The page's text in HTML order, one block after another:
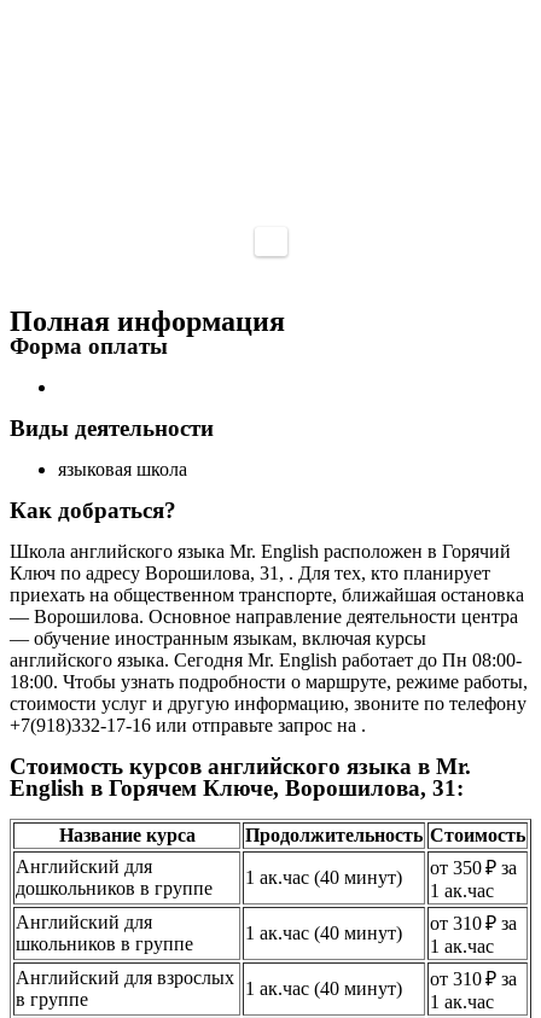
Полная информация
Форма оплаты
Виды деятельности
языковая школа
Как добраться?
Школа английского языка Mr. English расположен в Горячий
Ключ по адресу Ворошилова, 31, . Для тех, кто планирует
приехать на общественном транспорте, ближайшая остановка
— Ворошилова. Основное направление деятельности центра
— обучение иностранным языкам, включая курсы
английского языка. Сегодня Mr. English работает до Пн 08:00-
18:00. Чтобы узнать подробности о маршруте, режиме работы,
стоимости услуг и другую информацию, звоните по телефону
+7(918)332-17-16 или отправьте запрос на .
Стоимость курсов английского языка в Mr.
English в Горячем Ключе, Ворошилова, 31:
Название курса Продолжительность Стоимость
Английский для
дошкольников в группе
1 ак.час (40 минут)
от 350 ₽ за
1 ак.час
Английский для
школьников в группе
1 ак.час (40 минут)
от 310 ₽ за
1 ак.час
Английский для взрослых
в группе
1 ак.час (40 минут)
от 310 ₽ за
1 ак.час